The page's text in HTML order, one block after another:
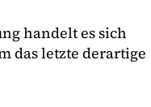
handelt es sich
das letzte derartige